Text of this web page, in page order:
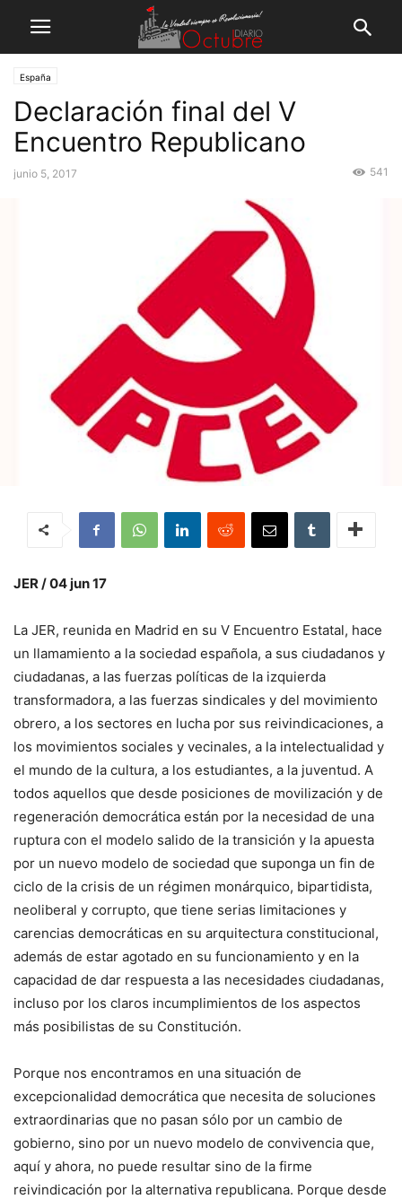
España
Declaración final del V
Encuentro Republicano
junio 5, 2017 541
JER / 04 jun 17
La JER, reunida en Madrid en su V Encuentro Estatal, hace
un llamamiento a la sociedad española, a sus ciudadanos y
ciudadanas, a las fuerzas políticas de la izquierda
transformadora, a las fuerzas sindicales y del movimiento
obrero, a los sectores en lucha por sus reivindicaciones, a
los movimientos sociales y vecinales, a la intelectualidad y
el mundo de la cultura, a los estudiantes, a la juventud. A
todos aquellos que desde posiciones de movilización y de
regeneración democrática están por la necesidad de una
ruptura con el modelo salido de la transición y la apuesta
por un nuevo modelo de sociedad que suponga un fin de
ciclo de la crisis de un régimen monárquico, bipartidista,
neoliberal y corrupto, que tiene serias limitaciones y
carencias democráticas en su arquitectura constitucional,
además de estar agotado en su funcionamiento y en la
capacidad de dar respuesta a las necesidades ciudadanas,
incluso por los claros incumplimientos de los aspectos
más posibilistas de su Constitución.
Porque nos encontramos en una situación de
excepcionalidad democrática que necesita de soluciones
extraordinarias que no pasan sólo por un cambio de
gobierno, sino por un nuevo modelo de convivencia que,
aquí y ahora, no puede resultar sino de la firme
reivindicación por la alternativa republicana. Porque desde